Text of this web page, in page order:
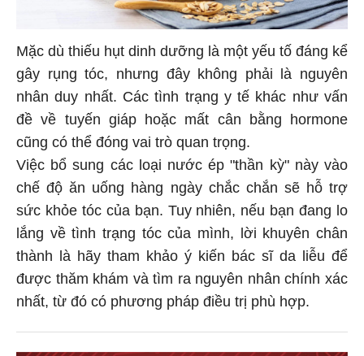
Mặc dù thiếu hụt dinh dưỡng là một yếu tố đáng kể
gây rụng tóc, nhưng đây không phải là nguyên
nhân duy nhất. Các tình trạng y tế khác như vấn
đề về tuyến giáp hoặc mất cân bằng hormone
cũng có thể đóng vai trò quan trọng.
Việc bổ sung các loại nước ép "thần kỳ" này vào
chế độ ăn uống hàng ngày chắc chắn sẽ hỗ trợ
sức khỏe tóc của bạn. Tuy nhiên, nếu bạn đang lo
lắng về tình trạng tóc của mình, lời khuyên chân
thành là hãy tham khảo ý kiến bác sĩ da liễu để
được thăm khám và tìm ra nguyên nhân chính xác
nhất, từ đó có phương pháp điều trị phù hợp.